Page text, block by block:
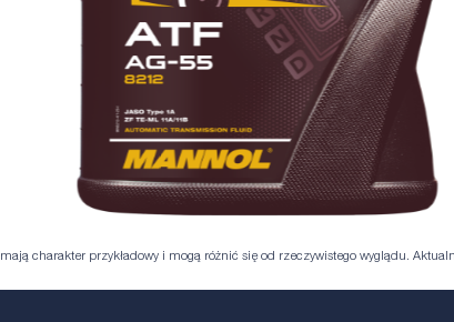
charakter przykładowy i mogą różnić się od rzeczywistego wyglądu.